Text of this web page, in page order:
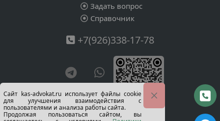
Задать вопрос
Справочник
+7(926)338-17-78
визитка
Сайт kas-advokat.ru использует файлы cookie
для улучшения взаимодействия с
пользователями и анализа работы сайта.
Продолжая пользоваться сайтом, вы